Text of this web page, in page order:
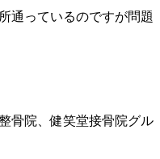
骨院、健笑堂接骨院グル